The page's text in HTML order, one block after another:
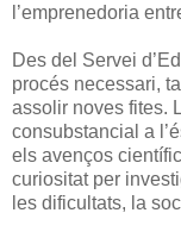
l’emprenedoria
Des del Servei
procés necessari,
assolir noves fites.
consubstancial a
els avenços
curiositat per
les dificultats, la